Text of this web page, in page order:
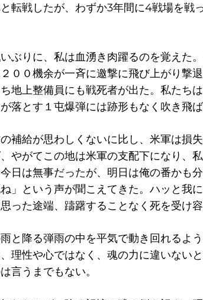
転戦したが、わずか3年間に4戦場を戦
ぶりに、私は血湧き肉躍るのを覚えた
００機余が一斉に邀撃に飛び上がり撃
地上整備員にも戦死者が出た。私たち
落とす１屯爆弾には跡形もなく吹き飛ば
補給が思わしくないに比し、米軍は損
やがてこの地は米軍の支配下になり、
日は無事だったが、明日は俺の番かも
」という声が聞こえてきた。ハッと我
った途端、躊躇することなく死を受け容
と降る弾雨の中を平気で動き回れるよ
理性や心ではなく、魂の力に違いない
言うまでもない。